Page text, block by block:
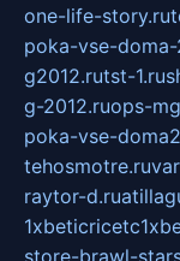
one-life-story.ru
poka-vse-doma-
g2012.rutst-1.ru
g-2012.ruops-
poka-vse-
tehosmotre.ru
raytor-d.ru